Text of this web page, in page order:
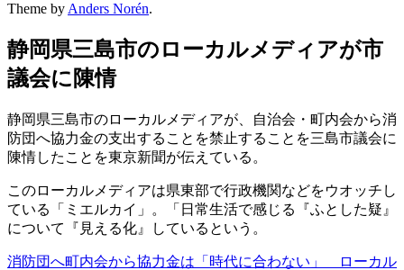
Theme by Anders Norén.
静岡県三島市のローカルメディアが市
議会に陳情
静岡県三島市のローカルメディアが、自治会・町内会から消
防団へ協力金の支出することを禁止することを三島市議会に
陳情したことを東京新聞が伝えている。
このローカルメディアは県東部で行政機関などをウオッチし
ている「ミエルカイ」。「日常生活で感じる『ふとした疑』
について『見える化』しているという。
消防団へ町内会から協力金は「時代に合わない」 ローカル